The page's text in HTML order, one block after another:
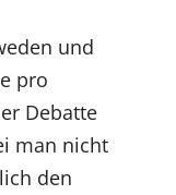
und
pro
Debatte
man nicht
den